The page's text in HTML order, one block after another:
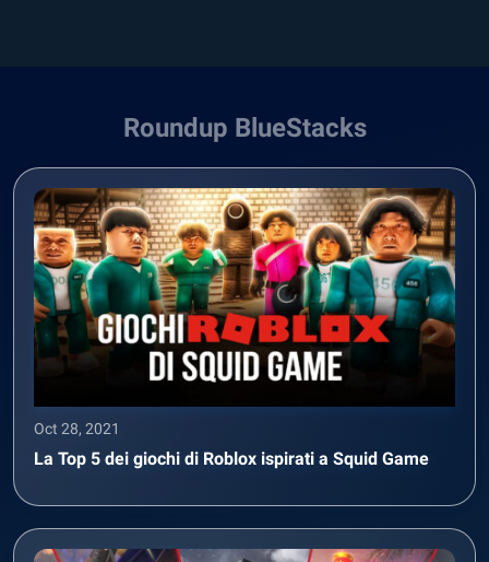
Roundup BlueStacks
Oct 28, 2021
La Top 5 dei giochi di Roblox ispirati a Squid Game